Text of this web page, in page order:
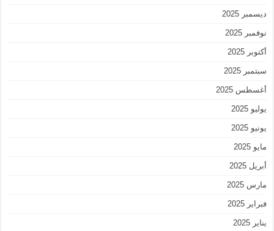
ديسمبر 2025
نوفمبر 2025
أكتوبر 2025
سبتمبر 2025
أغسطس 2025
يوليو 2025
يونيو 2025
مايو 2025
أبريل 2025
مارس 2025
فبراير 2025
يناير 2025